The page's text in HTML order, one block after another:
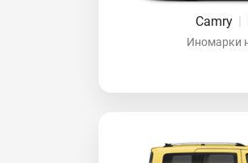
Camry |
Иномарки